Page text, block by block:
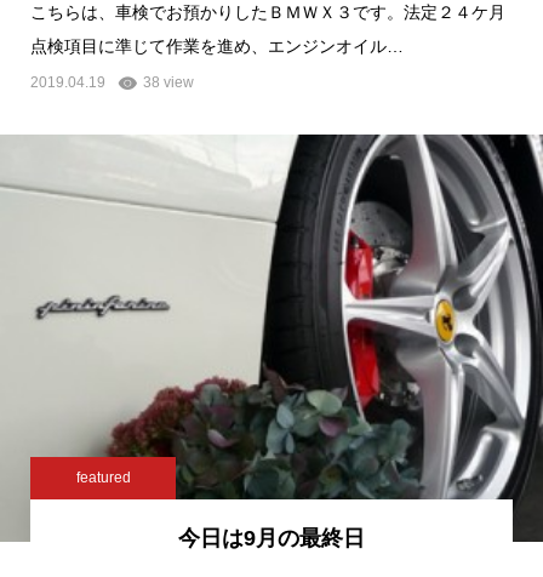
こちらは、車検でお預かりしたＢＭＷＸ３です。法定２４ケ月
点検項目に準じて作業を進め、エンジンオイル…
2019.04.19 38 view
featured
今日は9月の最終日